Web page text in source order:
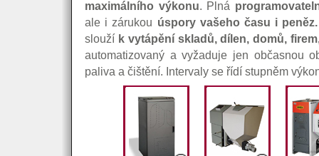
maximálního výkonu. Plná
ale i zárukou úspory vašeho času i
slouží k vytápění skladů, dílen, domů,
automatizovaný a vyžaduje jen občasnou
paliva a čištění. Intervaly se řídí stupněm